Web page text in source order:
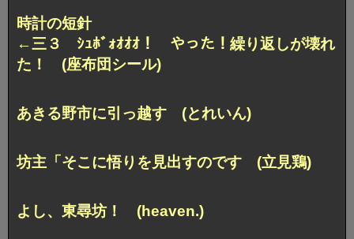
時計の短針
←三３ ｼｭﾎﾞｫｵｵｵ！ やった！繰り返しが壊れ
た！ (座布団シール)
あきる野市に引っ越す (とれいん)
坊主「そこに悟りを見出すのです (立見鶏)
よし、東尋坊！ (heaven.)